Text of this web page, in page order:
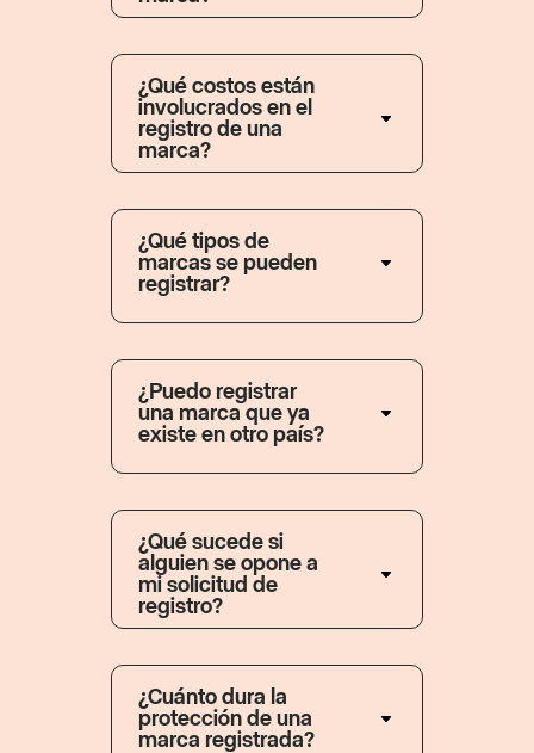
¿Qué costos están
involucrados en el
registro de una
marca?
¿Qué tipos de
marcas se pueden
registrar?
¿Puedo registrar
una marca que ya
existe en otro país?
¿Qué sucede si
alguien se opone a
mi solicitud de
registro?
¿Cuánto dura la
protección de una
marca registrada?